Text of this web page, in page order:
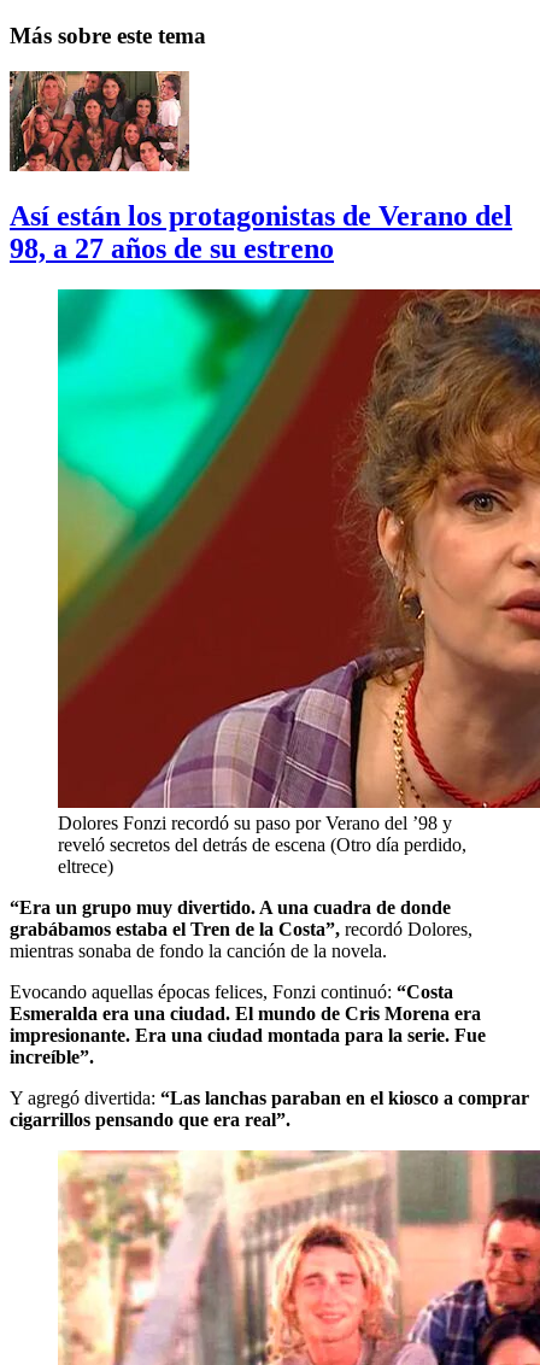
Más sobre este tema
Así están los protagonistas de Verano del
98, a 27 años de su estreno
Dolores Fonzi recordó su paso por Verano del ’98 y
reveló secretos del detrás de escena (Otro día perdido,
eltrece)
“Era un grupo muy divertido. A una cuadra de donde
grabábamos estaba el Tren de la Costa”, recordó Dolores,
mientras sonaba de fondo la canción de la novela.
Evocando aquellas épocas felices, Fonzi continuó: “Costa
Esmeralda era una ciudad. El mundo de Cris Morena era
impresionante. Era una ciudad montada para la serie. Fue
increíble”.
Y agregó divertida: “Las lanchas paraban en el kiosco a comprar
cigarrillos pensando que era real”.